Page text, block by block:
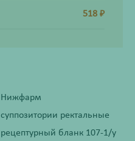
518 ₽
Нижфарм
суппозитории ректальные
рецептурный бланк 107-1/у